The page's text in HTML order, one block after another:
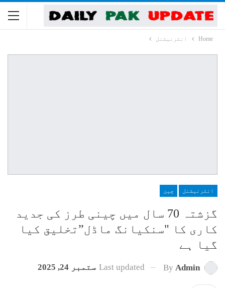
Home انٹرنیشنل
انٹرنیشنل چین
گزشتہ 70 سال میں چینی طرز کی جدید
کاری کا "سنکیانگ ماڈل”تخلیق کیا
گیا ہے
By Admin
Last updated ستمبر 24, 2025